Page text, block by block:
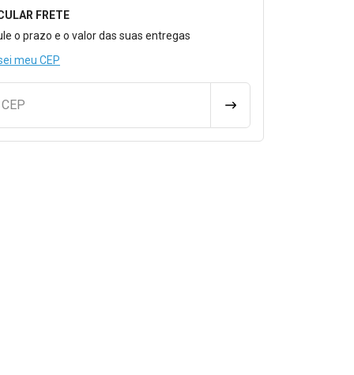
para Calcular o Frete
FRETE
o prazo e o valor das suas entregas
meu CEP
CALCULAR FRETE